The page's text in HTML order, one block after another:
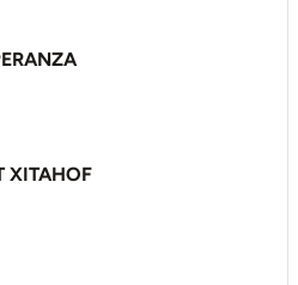
XITAHOF